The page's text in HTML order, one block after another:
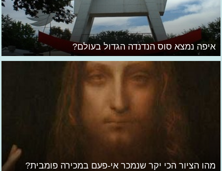
איפה נמצא סוס הנדנדה הגדול בעולם?
מהו הציור הכי יקר שנמכר אי-פעם במכירה פומבית?